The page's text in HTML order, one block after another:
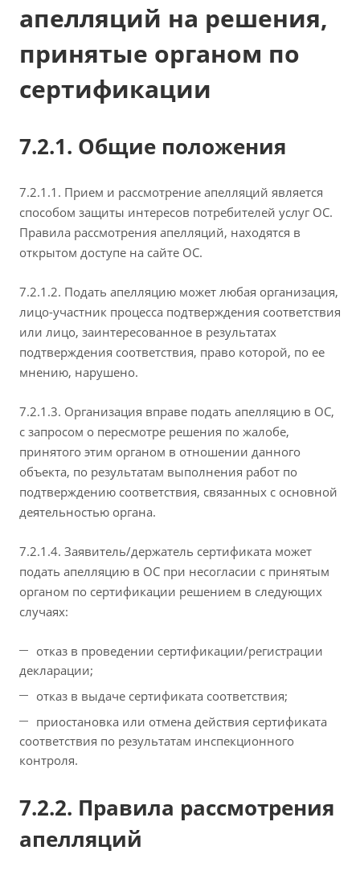
апелляций на решения,
принятые органом по
сертификации
7.2.1. Общие положения
7.2.1.1. Прием и рассмотрение апелляций является
способом защиты интересов потребителей услуг ОС.
Правила рассмотрения апелляций, находятся в
открытом доступе на сайте ОС.
7.2.1.2. Подать апелляцию может любая организация,
лицо-участник процесса подтверждения соответствия
или лицо, заинтересованное в результатах
подтверждения соответствия, право которой, по ее
мнению, нарушено.
7.2.1.3. Организация вправе подать апелляцию в ОС,
с запросом о пересмотре решения по жалобе,
принятого этим органом в отношении данного
объекта, по результатам выполнения работ по
подтверждению соответствия, связанных с основной
деятельностью органа.
7.2.1.4. Заявитель/держатель сертификата может
подать апелляцию в ОС при несогласии с принятым
органом по сертификации решением в следующих
случаях:
отказ в проведении сертификации/регистрации
декларации;
отказ в выдаче сертификата соответствия;
приостановка или отмена действия сертификата
соответствия по результатам инспекционного
контроля.
7.2.2. Правила рассмотрения
апелляций